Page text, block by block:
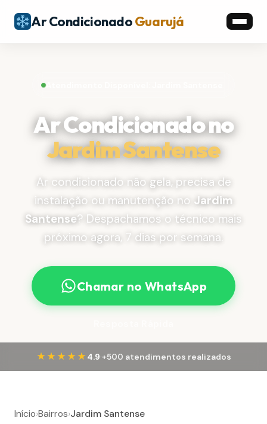
Ar CondicionadoGuarujá
Atendimento Disponível: Jardim Santense
Ar Condicionado no
Jardim Santense
Ar condicionado não gela, precisa de
instalação ou manutenção no Jardim
Santense? Despachamos o técnico mais
próximo agora, 7 dias por semana.
Chamar no WhatsApp
★★★★★ 4.9·+500 atendimentos realizados
Início›Bairros›Jardim Santense